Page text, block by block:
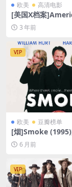
欧美 高清电影
[美国X档案
y X (1998)[百度网
盘资源1080P超清
4/7GB][中英字幕]
3 年前
VIP
欧美 豆瓣榜单
[烟]Smoke
+夸克网盘1080P
资源][网盘在线播
4/7GB][中英字幕]
6 月前
VIP